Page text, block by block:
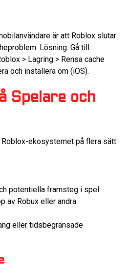
är att Roblox slutar
Lösning: Gå till
> Lagring > Rensa cache
och installera om (iOS).
Spelare och
ekosystemet på flera sätt:
potentiella framsteg i spel
av Robux eller andra
eller tidsbegränsade